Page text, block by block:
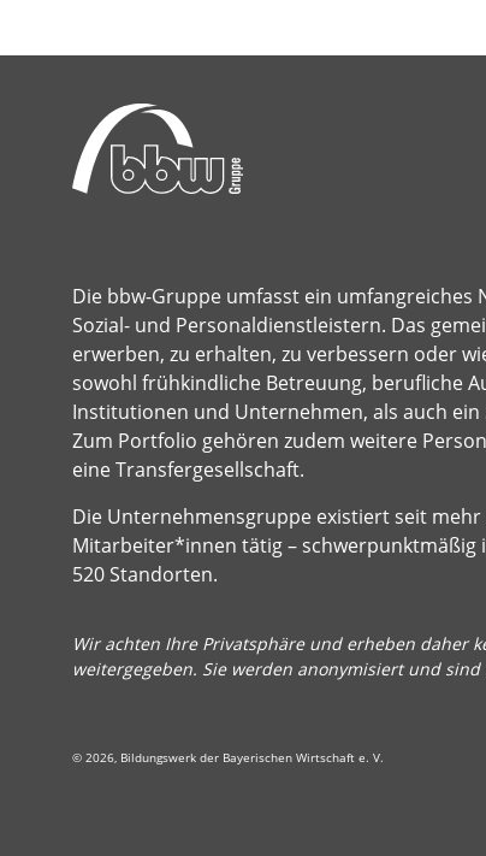
Die bbw-Gruppe umfasst ein
Sozial- und Personaldienstleistern. Das
erwerben, zu erhalten, zu verbessern oder
sowohl frühkindliche Betreuung, berufliche
Institutionen und Unternehmen, als auch
Zum Portfolio gehören zudem weitere
eine Transfergesellschaft.
Die Unternehmensgruppe existiert seit mehr
Mitarbeiter*innen tätig – schwerpunktmäßig
520 Standorten.
Wir achten Ihre Privatsphäre und erheben daher
weitergegeben. Sie werden anonymisiert und
© 2026, Bildungswerk der Bayerischen Wirtschaft e. V.